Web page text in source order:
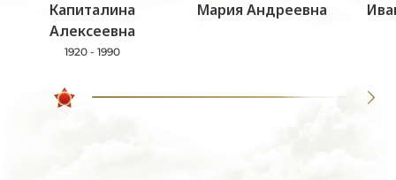
Капиталина
Алексеевна
1920 - 1990
Мария Андреевна